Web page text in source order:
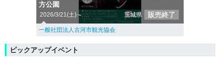
方公園
2026/3/21(土)～ 茨城県 販売終了
一般社団法人古河市観光協会
ピックアップイベント